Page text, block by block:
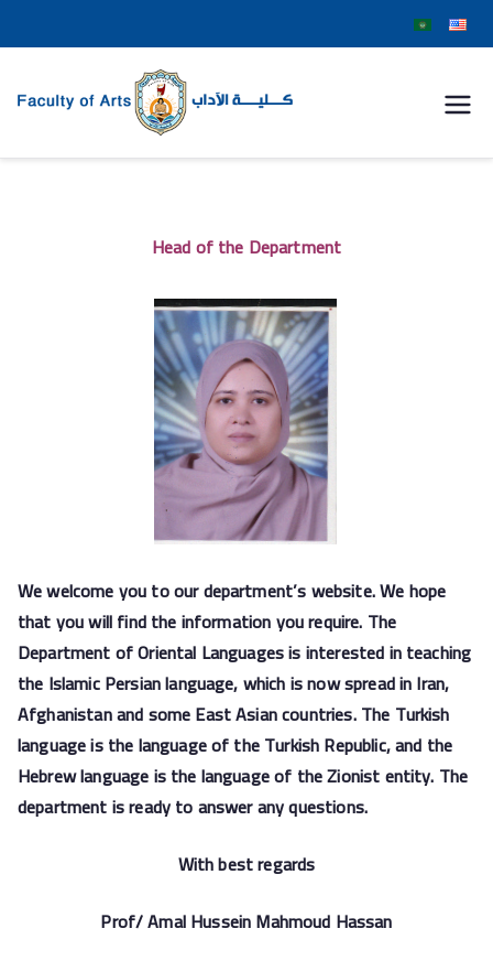
جامعة
سوهاج
Head of the Department
We welcome you to our department’s website. We hope
that you will find the information you require. The
Department of Oriental Languages is interested in teaching
the Islamic Persian language, which is now spread in Iran,
Afghanistan and some East Asian countries. The Turkish
language is the language of the Turkish Republic, and the
Hebrew language is the language of the Zionist entity. The
department is ready to answer any questions.
With best regards
Prof/ Amal Hussein Mahmoud Hassan